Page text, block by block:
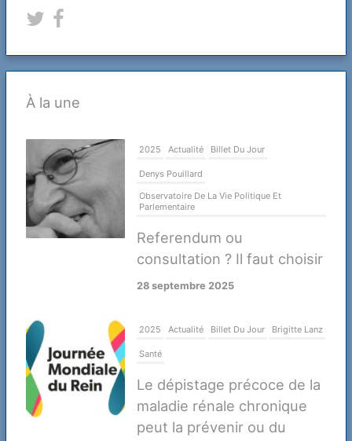
À la une
2025 Actualité Billet Du Jour
Denys Pouillard
Observatoire De La Vie Politique Et
Parlementaire
Referendum ou
consultation ? Il faut choisir
28 septembre 2025
2025 Actualité Billet Du Jour Brigitte Lanz
Santé
Le dépistage précoce de la
maladie rénale chronique
peut la prévenir ou du